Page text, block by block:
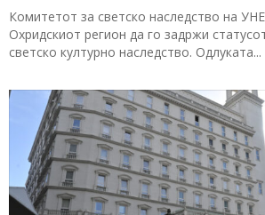
Комитетот за светско наследство на
Охридскиот регион да го задржи
светско културно наследство. Одлуката...